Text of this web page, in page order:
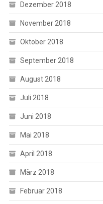
Dezember 2018
November 2018
Oktober 2018
September 2018
August 2018
Juli 2018
Juni 2018
Mai 2018
April 2018
März 2018
Februar 2018